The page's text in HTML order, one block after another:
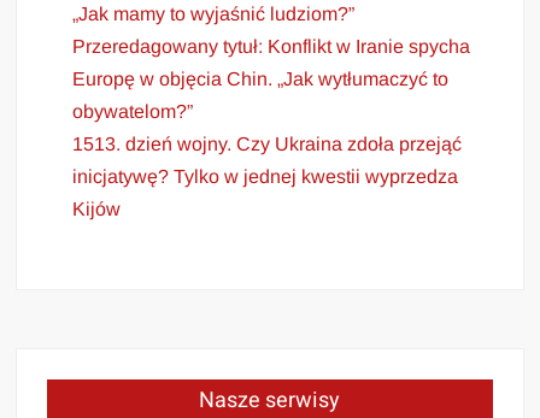
„Jak mamy to wyjaśnić ludziom?”
Przeredagowany tytuł: Konflikt w Iranie spycha
Europę w objęcia Chin. „Jak wytłumaczyć to
obywatelom?”
1513. dzień wojny. Czy Ukraina zdoła przejąć
inicjatywę? Tylko w jednej kwestii wyprzedza
Kijów
Nasze serwisy